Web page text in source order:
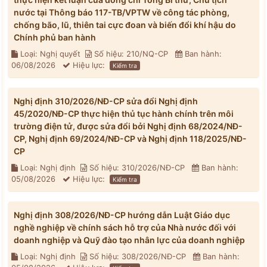
nước tại Thông báo 117-TB/VPTW về công tác phòng,
chống bão, lũ, thiên tai cực đoan và biến đổi khí hậu do
Chính phủ ban hành
Loại: Nghị quyết Số hiệu: 210/NQ-CP
Ban hành:
06/08/2026
Hiệu lực: Kiểm tra
Nghị định 310/2026/NĐ-CP sửa đổi Nghị định
45/2020/NĐ-CP thực hiện thủ tục hành chính trên môi
trường điện tử, được sửa đổi bởi Nghị định 68/2024/NĐ-
CP, Nghị định 69/2024/NĐ-CP và Nghị định 118/2025/NĐ-
CP
Loại: Nghị định Số hiệu: 310/2026/NĐ-CP
Ban hành:
05/08/2026
Hiệu lực: Kiểm tra
Nghị định 308/2026/NĐ-CP hướng dẫn Luật Giáo dục
nghề nghiệp về chính sách hỗ trợ của Nhà nước đối với
doanh nghiệp và Quỹ đào tạo nhân lực của doanh nghiệp
Loại: Nghị định Số hiệu: 308/2026/NĐ-CP
Ban hành: